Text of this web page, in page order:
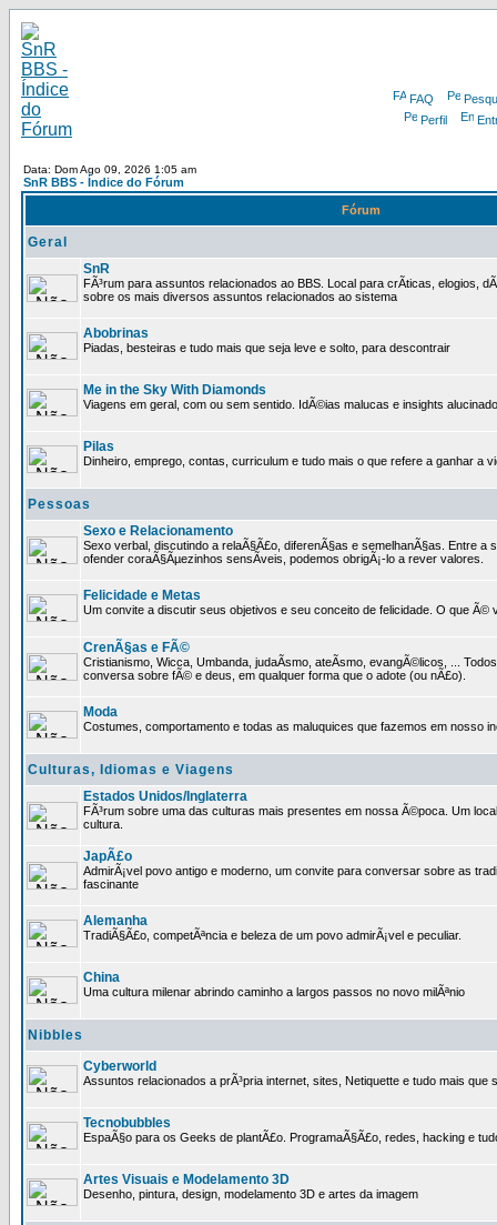
FAQ
Perfil
Data: Dom Ago 09, 2026 1:05 am
SnR BBS - Índice do Fórum
Fórum
Geral
SnR
FÃ³rum para assuntos relacionados ao BBS. Local para crÃ­ticas, elogios,
sobre os mais diversos assuntos relacionados ao sistema
Abobrinas
Piadas, besteiras e tudo mais que seja leve e solto, para descontrair
Me in the Sky With Diamonds
Viagens em geral, com ou sem sentido. IdÃ©ias malucas e insights
Pilas
Dinheiro, emprego, contas, curriculum e tudo mais o que refere a ganhar a
Pessoas
Sexo e Relacionamento
Sexo verbal, discutindo a relaÃ§Ã£o, diferenÃ§as e semelhanÃ§as. Entre a
ofender coraÃ§Ãµezinhos sensÃ­veis, podemos obrigÃ¡-lo a rever valores.
Felicidade e Metas
Um convite a discutir seus objetivos e seu conceito de felicidade. O que Ã©
CrenÃ§as e FÃ©
Cristianismo, Wicca, Umbanda, judaÃ­smo, ateÃ­smo, evangÃ©licos, ...
conversa sobre fÃ© e deus, em qualquer forma que o adote (ou nÃ£o).
Moda
Costumes, comportamento e todas as maluquices que fazemos em nosso
Culturas, Idiomas e Viagens
Estados Unidos/Inglaterra
FÃ³rum sobre uma das culturas mais presentes em nossa Ã©poca. Um
cultura.
JapÃ£o
AdmirÃ¡vel povo antigo e moderno, um convite para conversar sobre as
fascinante
Alemanha
TradiÃ§Ã£o, competÃªncia e beleza de um povo admirÃ¡vel e peculiar.
China
Uma cultura milenar abrindo caminho a largos passos no novo milÃªnio
Nibbles
Cyberworld
Assuntos relacionados a prÃ³pria internet, sites, Netiquette e tudo mais que
Tecnobubbles
EspaÃ§o para os Geeks de plantÃ£o. ProgramaÃ§Ã£o, redes, hacking e
Artes Visuais e Modelamento 3D
Desenho, pintura, design, modelamento 3D e artes da imagem